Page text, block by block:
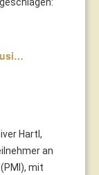
Hartl,
an
mit